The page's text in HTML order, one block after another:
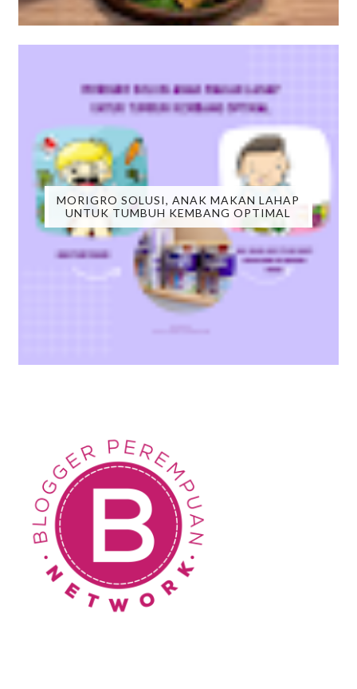
MORIGRO SOLUSI, ANAK MAKAN LAHAP
UNTUK TUMBUH KEMBANG OPTIMAL